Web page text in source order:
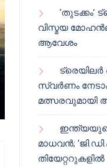
‘തുടക്കം’
വിസ്മയ
ആവേശം
സ്വർണം നേടാം;
മത്സരവുമായി
മാധവൻ;
തിയേറ്ററുകളിൽ